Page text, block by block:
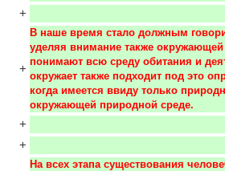
+
+
В наше время стало должным
уделяя внимание также
понимают всю среду обитания и
окружает также подходит под это
когда имеется ввиду только
окружающей природной среде.
+
+
На всех этапа существования